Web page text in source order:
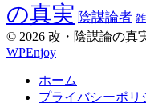
の真実 陰謀論者
© 2026 改・陰謀論の真
WPEnjoy
ホーム
プライバシーポリ